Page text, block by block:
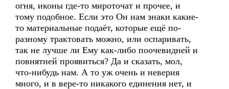
огня, иконы где-то мироточат и прочее, и
тому подобное. Если это Он нам знаки какие-
то материальные подаёт, которые ещё по-
разному трактовать можно, или оспаривать,
так не лучше ли Ему как-либо поочевидней и
повнятней проявиться? Да и сказать, мол,
что-нибудь нам. А то уж очень и неверия
много, и в вере-то никакого единения нет, и